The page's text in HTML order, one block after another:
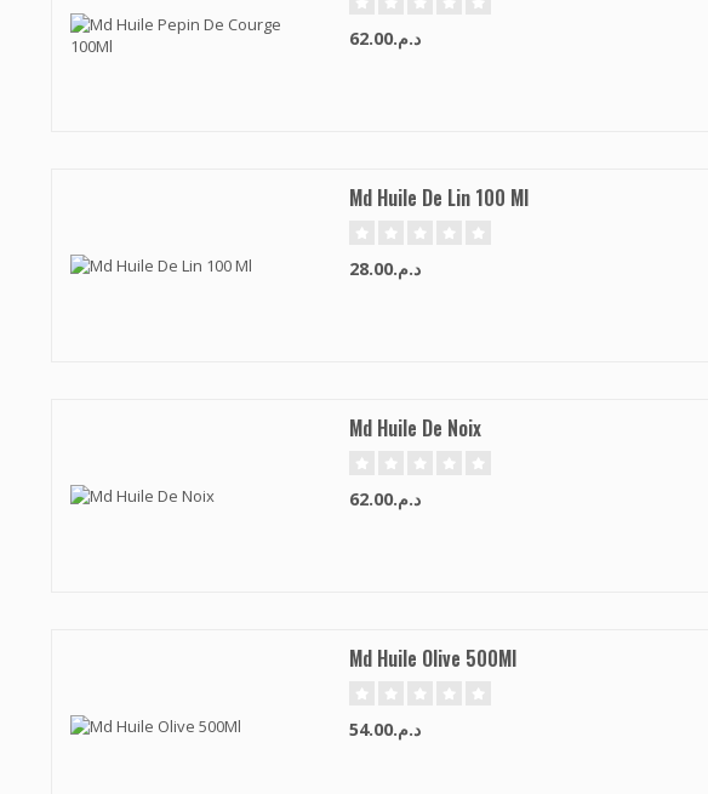
د.م.62.00
Md Huile De Lin 100 Ml
د.م.28.00
Md Huile De Noix
د.م.62.00
Md Huile Olive 500Ml
د.م.54.00